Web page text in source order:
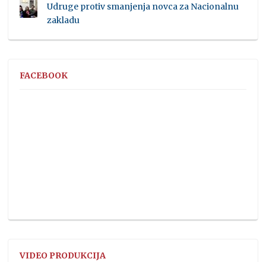
Udruge protiv smanjenja novca za Nacionalnu
zakladu
FACEBOOK
VIDEO PRODUKCIJA